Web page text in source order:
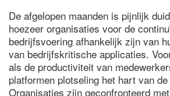
De afgelopen maanden is pijnlijk
hoezeer organisaties voor de
bedrijfsvoering afhankelijk zijn van
van bedrijfskritische applicaties.
als de productiviteit van
platformen plotseling het hart van
Organisaties zijn geconfronteerd